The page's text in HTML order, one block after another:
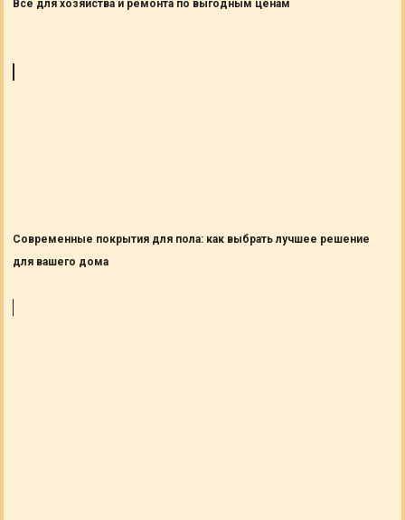
Все для хозяйства и ремонта по выгодным ценам
Современные покрытия для пола: как выбрать лучшее решение
для вашего дома